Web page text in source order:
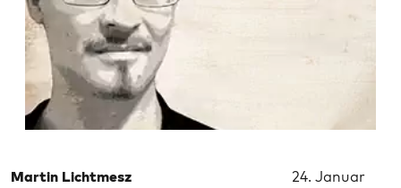
Martin Lichtmesz
24. Januar